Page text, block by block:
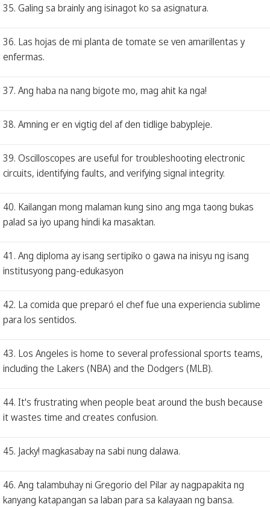
35. Galing sa brainly ang isinagot ko sa asignatura.
36. Las hojas de mi planta de tomate se ven amarillentas y
enfermas.
37. Ang haba na nang bigote mo, mag ahit ka nga!
38. Amning er en vigtig del af den tidlige babypleje.
39. Oscilloscopes are useful for troubleshooting electronic
circuits, identifying faults, and verifying signal integrity.
40. Kailangan mong malaman kung sino ang mga taong bukas
palad sa iyo upang hindi ka masaktan.
41. Ang diploma ay isang sertipiko o gawa na inisyu ng isang
institusyong pang-edukasyon
42. La comida que preparó el chef fue una experiencia sublime
para los sentidos.
43. Los Angeles is home to several professional sports teams,
including the Lakers (NBA) and the Dodgers (MLB).
44. It's frustrating when people beat around the bush because
it wastes time and creates confusion.
45. Jacky! magkasabay na sabi nung dalawa.
46. Ang talambuhay ni Gregorio del Pilar ay nagpapakita ng
kanyang katapangan sa laban para sa kalayaan ng bansa.